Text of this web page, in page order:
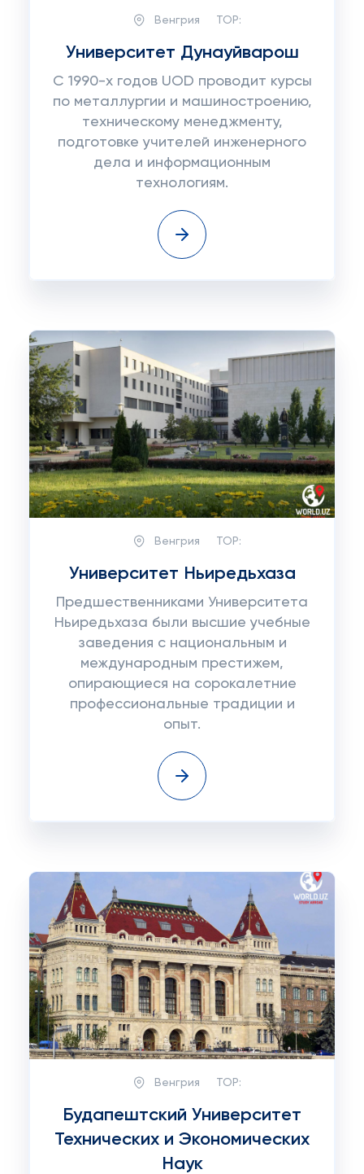
Венгрия TOP:
Университет Дунауйварош
С 1990-х годов UOD проводит курсы
по металлургии и машиностроению,
техническому менеджменту,
подготовке учителей инженерного
дела и информационным
технологиям.
Венгрия TOP:
Университет Ньиредьхаза
Предшественниками Университета
Ньиредьхаза были высшие учебные
заведения с национальным и
международным престижем,
опирающиеся на сорокалетние
профессиональные традиции и
опыт.
Венгрия TOP:
Будапештский Университет
Технических и Экономических
Наук